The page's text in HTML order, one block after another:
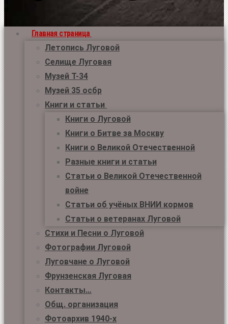
Главная страница
Летопись Луговой
Селище Луговая
Музей Т-34
Музей 35 осбр
Книги и статьи
Книги о Луговой
Книги о Битве за Москву
Книги о Великой Отечественной
Разные книги и статьи
Статьи о Великой Отечественной
войне
Статьи об учёных ВНИИ кормов
Статьи о ветеранах Луговой
Стихи и Песни о Луговой
Фотографии Луговой
Луговчане о Луговой
Фрунзенская Луговая
Контакты…
Общ. организация
Фотоархив 1940-х